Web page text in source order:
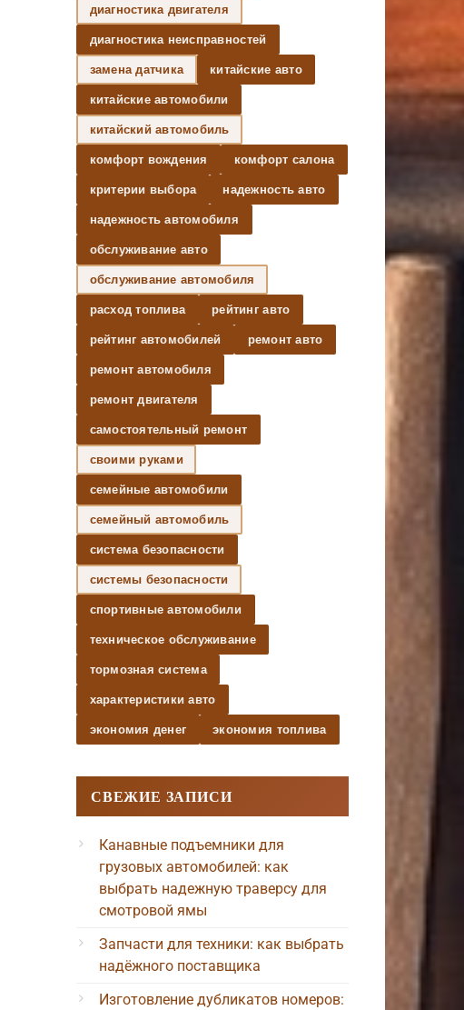
диагностика двигателя
диагностика неисправностей
замена датчика китайские авто
китайские автомобили
китайский автомобиль
комфорт вождения комфорт салона
критерии выбора надежность авто
надежность автомобиля
обслуживание авто
обслуживание автомобиля
расход топлива рейтинг авто
рейтинг автомобилей ремонт авто
ремонт автомобиля
ремонт двигателя
самостоятельный ремонт
своими руками
семейные автомобили
семейный автомобиль
система безопасности
системы безопасности
спортивные автомобили
техническое обслуживание
тормозная система
характеристики авто
экономия денег экономия топлива
СВЕЖИЕ ЗАПИСИ
Канавные подъемники для
грузовых автомобилей: как
выбрать надежную траверсу для
смотровой ямы
Запчасти для техники: как выбрать
надёжного поставщика
Изготовление дубликатов номеров: